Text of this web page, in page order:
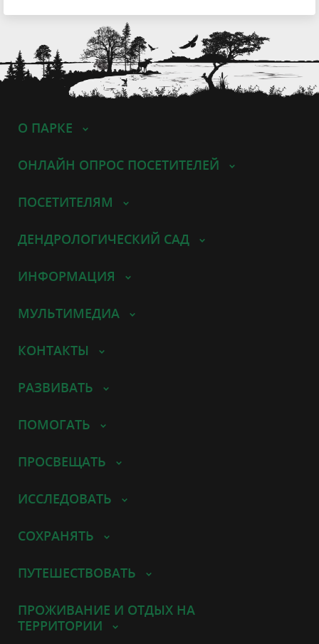
О ПАРКЕ
ОНЛАЙН ОПРОС ПОСЕТИТЕЛЕЙ
ПОСЕТИТЕЛЯМ
ДЕНДРОЛОГИЧЕСКИЙ САД
ИНФОРМАЦИЯ
МУЛЬТИМЕДИА
КОНТАКТЫ
РАЗВИВАТЬ
ПОМОГАТЬ
ПРОСВЕЩАТЬ
ИССЛЕДОВАТЬ
СОХРАНЯТЬ
ПУТЕШЕСТВОВАТЬ
ПРОЖИВАНИЕ И ОТДЫХ НА
ТЕРРИТОРИИ